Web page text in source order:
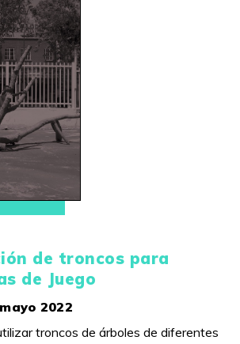
de troncos para
de Juego
2022
troncos de árboles de diferentes